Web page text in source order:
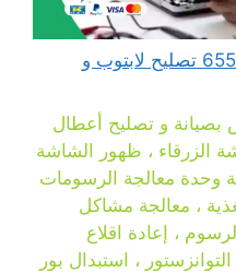
مهندس كمبيوتر الزور 65511033 تصليح لابتوب و
بصيانة و تصليح أعطال
الزرقاء ، ظهور الشاشة
وحدة معالجة الرسومات
، معالجة مشاكل
، إعادة اقلاع
، استبدال بور